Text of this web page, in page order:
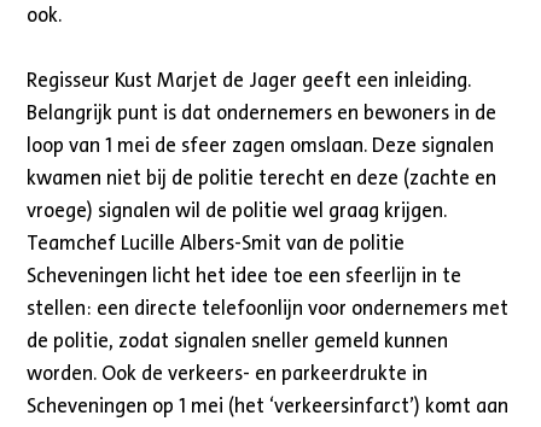
ook.
Regisseur Kust Marjet de Jager geeft een inleiding.
Belangrijk punt is dat ondernemers en bewoners in de
loop van 1 mei de sfeer zagen omslaan. Deze signalen
kwamen niet bij de politie terecht en deze (zachte en
vroege) signalen wil de politie wel graag krijgen.
Teamchef Lucille Albers-Smit van de politie
Scheveningen licht het idee toe een sfeerlijn in te
stellen: een directe telefoonlijn voor ondernemers met
de politie, zodat signalen sneller gemeld kunnen
worden. Ook de verkeers- en parkeerdrukte in
Scheveningen op 1 mei (het ‘verkeersinfarct’) komt aan